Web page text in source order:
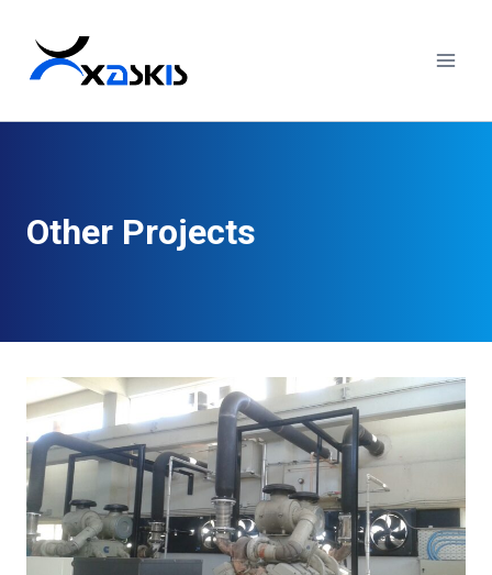
content
Other Projects